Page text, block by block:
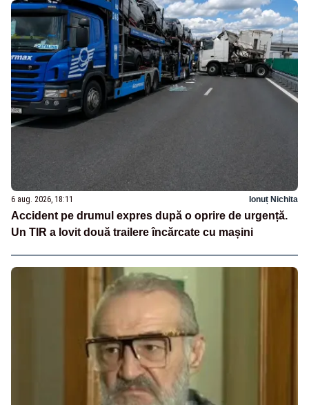
6 aug. 2026, 18:11 Ionuț Nichita
Accident pe drumul expres după o oprire de urgență.
Un TIR a lovit două trailere încărcate cu mașini